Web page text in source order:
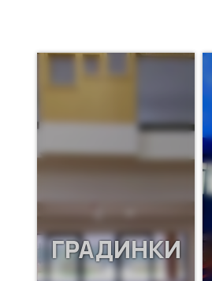
понудувач.
ГРАДИНКИ